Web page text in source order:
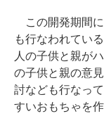
この開発期間に
も行なわれてい
人の子供と親が
の子供と親の意
討なども行なっ
すいおもちゃを